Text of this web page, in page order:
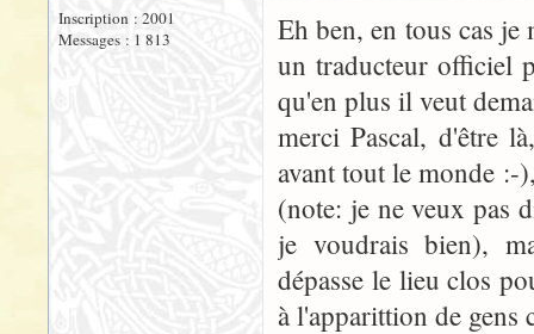
Inscription : 2001
Messages : 1 813
Eh ben, en tous cas
un traducteur officiel
qu'en plus il veut
merci Pascal, d'être
avant tout le monde :-
(note: je ne veux pas
je voudrais bien),
dépasse le lieu clos
à l'apparittion de gens